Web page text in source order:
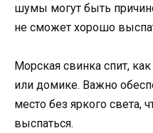
шумы могут быть
не сможет хорошо
Морская свинка спит,
или домике. Важно
место без яркого света,
выспаться.